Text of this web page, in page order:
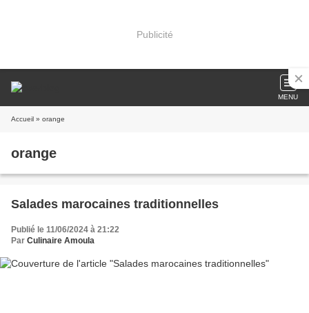
Publicité
MENU
Accueil » orange
orange
Salades marocaines traditionnelles
Publié le 11/06/2024 à 21:22
Par Culinaire Amoula